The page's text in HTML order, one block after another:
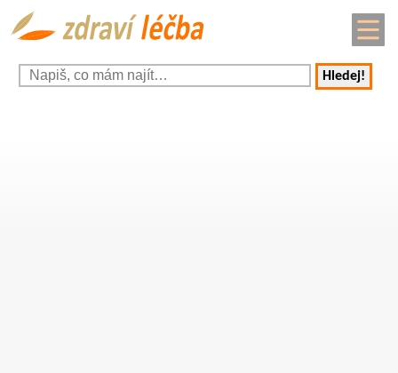
Hledej!